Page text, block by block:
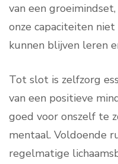
van een
onze capaciteiten
kunnen blijven leren
Tot slot is zelfzorg
van een positieve
goed voor onszelf te
mentaal. Voldoende
regelmatige